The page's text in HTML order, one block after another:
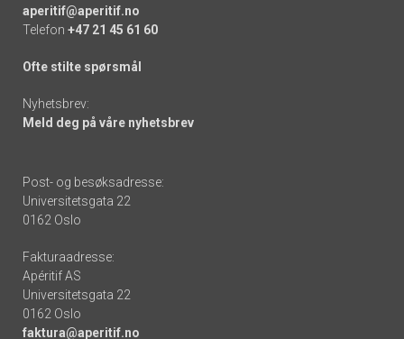
aperitif@aperitif.no
Telefon +47 21 45 61 60
Ofte stilte spørsmål
Nyhetsbrev:
Meld deg på våre nyhetsbrev
Post- og besøksadresse:
Universitetsgata 22
0162 Oslo
Fakturaadresse:
Apéritif AS
Universitetsgata 22
0162 Oslo
faktura@aperitif.no